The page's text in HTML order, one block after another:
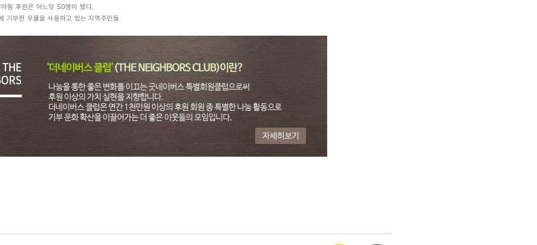
동 후원은 어느덧 50명이 됐다.
기부한 우물을 사용하고 있는 지역주민들